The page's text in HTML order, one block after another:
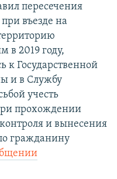
пересечения
въезде на
в 2019 году,
к Государственной
и в Службу
учесть
прохождении
и вынесения
гражданину